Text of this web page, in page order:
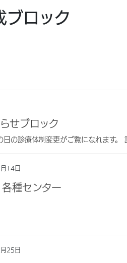
ブロック
せブロック
の診療体制変更がご覧になれます。
14日
種センター
25日